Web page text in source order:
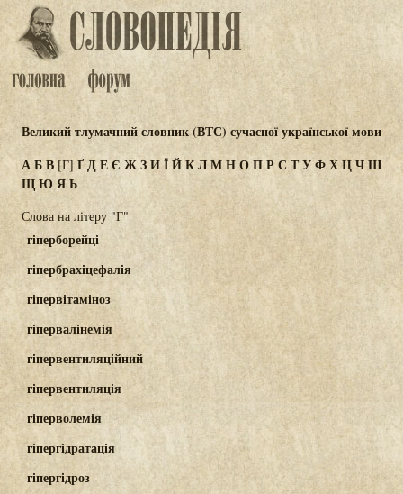
Великий тлумачний словник (ВТС) сучасної української мови
АБВ[Г] ҐДЕЄ ЖЗИЇЙКЛМНОПРСТУФХЦЧШ
ЩЮ ЯЬ
Слова на літеру "Г"
гіперборейці
гіпербрахіцефалія
гіпервітаміноз
гіпервалінемія
гіпервентиляційний
гіпервентиляція
гіперволемія
гіпергідратація
гіпергідроз